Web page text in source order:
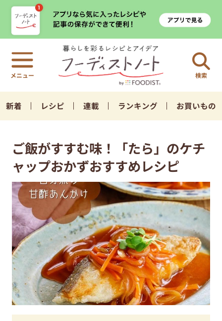
検索
新着 レシピ 連載 ランキング お買いもの
ご飯がすすむ味！「たら」のケチ
ャップおかずおすすめレシピ